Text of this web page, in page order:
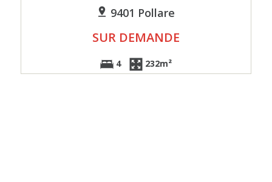
9401 Pollare
SUR DEMANDE
4 232m²